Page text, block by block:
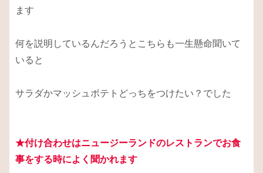
ます
何を説明しているんだろうとこちらも一生懸命聞いて
いると
サラダかマッシュポテトどっちをつけたい？でした
★付け合わせはニュージーランドのレストランでお食
事をする時によく聞かれます